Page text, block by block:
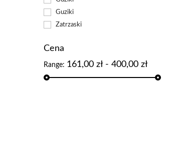
Guziki
Zatrzaski
Cena
Range: 161,00 zł - 400,00 zł